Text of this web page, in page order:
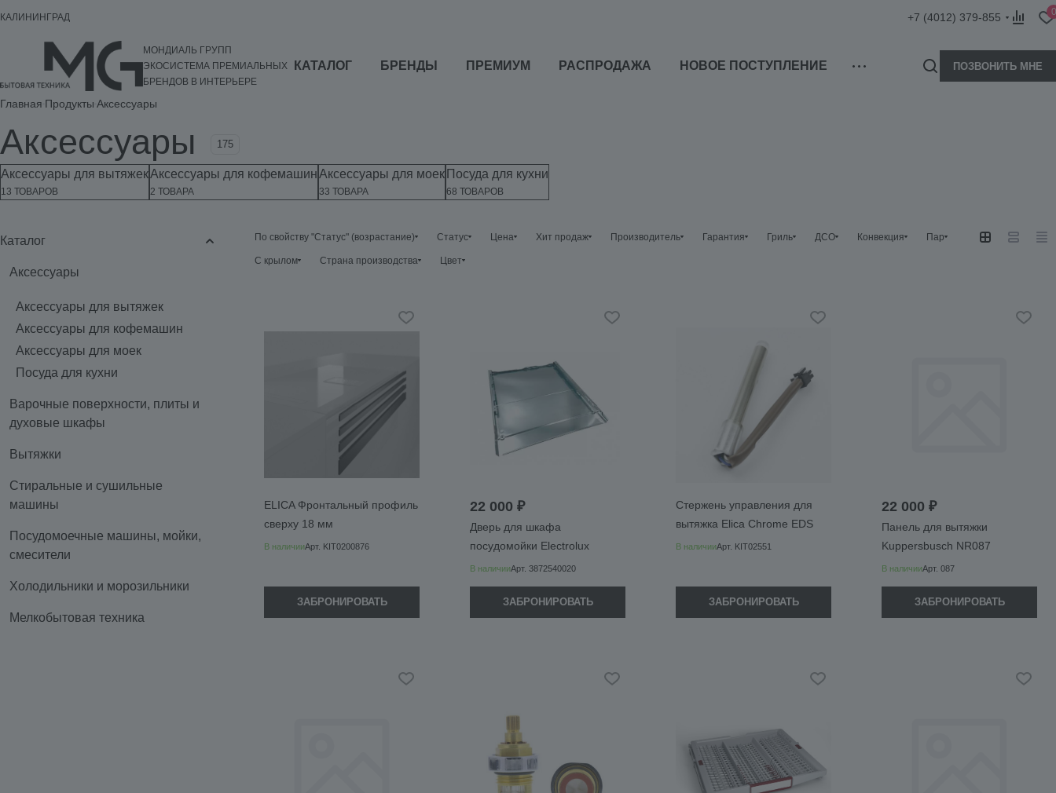
КАЛИНИНГРАД +7 (4012) 379-855 0
МОНДИАЛЬ ГРУПП
ЭКОСИСТЕМА ПРЕМИАЛЬНЫХ
БРЕНДОВ В ИНТЕРЬЕРЕ
КАТАЛОГ БРЕНДЫ ПРЕМИУМ РАСПРОДАЖА НОВОЕ ПОСТУПЛЕНИЕ ПОЗВОНИТЬ МНЕ
Главная Продукты Аксессуары
Аксессуары 175
Аксессуары для вытяжек
13 ТОВАРОВ
Аксессуары для кофемашин
2 ТОВАРА
Аксессуары для моек
33 ТОВАРА
Посуда для кухни
68 ТОВАРОВ
По свойству "Статус" (возрастание) Статус Цена Хит продаж Производитель Гарантия Гриль ДСО Конвекция Пар
С крылом Страна производства Цвет
ELICA Фронтальный профиль
сверху 18 мм
В наличииАрт. KIT0200876
ЗАБРОНИРОВАТЬ
22 000 ₽
Дверь для шкафа
посудомойки Electrolux
В наличииАрт. 3872540020
ЗАБРОНИРОВАТЬ
Стержень управления для
вытяжка Elica Chrome EDS
В наличииАрт. KIT02551
ЗАБРОНИРОВАТЬ
22 000 ₽
Панель для вытяжки
Kuppersbusch NR087
В наличииАрт. 087
ЗАБРОНИРОВАТЬ
Каталог
Аксессуары
Аксессуары для вытяжек
Аксессуары для кофемашин
Аксессуары для моек
Посуда для кухни
Варочные поверхности, плиты и
духовые шкафы
Вытяжки
Стиральные и сушильные
машины
Посудомоечные машины, мойки,
смесители
Холодильники и морозильники
Мелкобытовая техника